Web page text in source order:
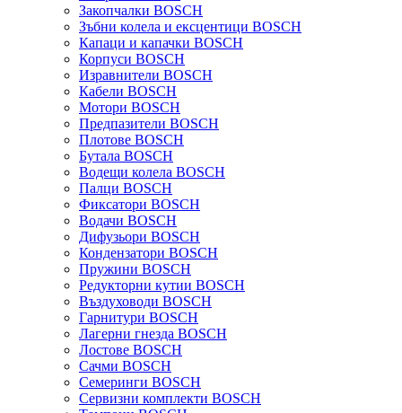
Закопчалки BOSCH
Зъбни колела и ексцентици BOSCH
Капаци и капачки BOSCH
Корпуси BOSCH
Изравнители BOSCH
Кабели BOSCH
Мотори BOSCH
Предпазители BOSCH
Плотове BOSCH
Бутала BOSCH
Водещи колела BOSCH
Палци BOSCH
Фиксатори BOSCH
Водачи BOSCH
Дифузьори BOSCH
Кондензатори BOSCH
Пружини BOSCH
Редукторни кутии BOSCH
Въздуховоди BOSCH
Гарнитури BOSCH
Лагерни гнезда BOSCH
Лостове BOSCH
Сачми BOSCH
Семеринги BOSCH
Сервизни комплекти BOSCH